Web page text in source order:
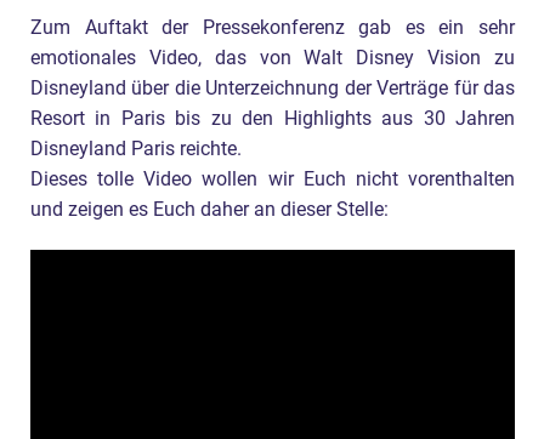
Zum Auftakt der Pressekonferenz gab es ein sehr
emotionales Video, das von Walt Disney Vision zu
Disneyland über die Unterzeichnung der Verträge für das
Resort in Paris bis zu den Highlights aus 30 Jahren
Disneyland Paris reichte.
Dieses tolle Video wollen wir Euch nicht vorenthalten
und zeigen es Euch daher an dieser Stelle: